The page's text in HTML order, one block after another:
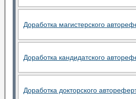
Доработка магистерского
Доработка кандидатского
Доработка докторского